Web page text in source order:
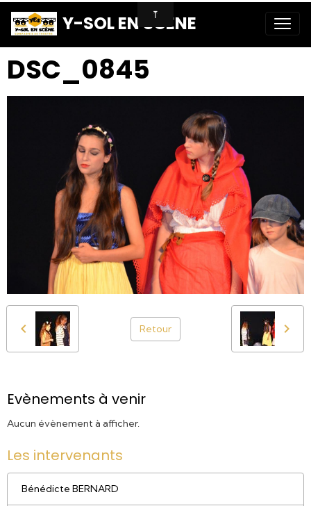
Y-SOL EN SCENE
DSC_0845
Retour
Evènements à venir
Aucun évènement à afficher.
Les intervenants
Bénédicte BERNARD